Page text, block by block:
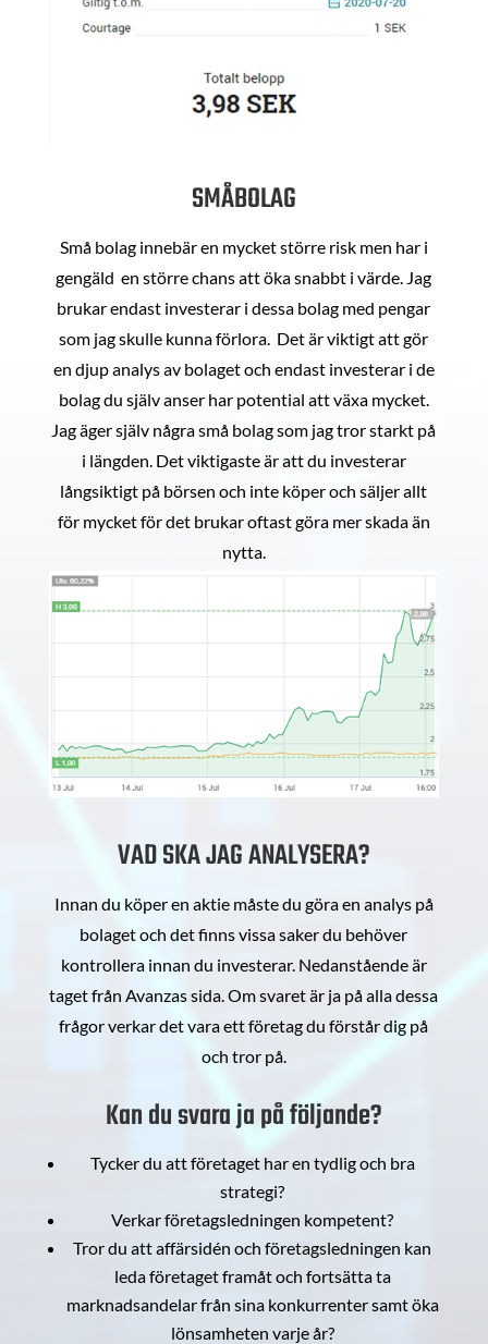
SMÅBOLAG
Små bolag innebär en mycket större risk men har i
gengäld en större chans att öka snabbt i värde. Jag
brukar endast investerar i dessa bolag med pengar
som jag skulle kunna förlora. Det är viktigt att gör
en djup analys av bolaget och endast investerar i de
bolag du själv anser har potential att växa mycket.
Jag äger själv några små bolag som jag tror starkt på
i längden. Det viktigaste är att du investerar
långsiktigt på börsen och inte köper och säljer allt
för mycket för det brukar oftast göra mer skada än
nytta.
VAD SKA JAG ANALYSERA?
Innan du köper en aktie måste du göra en analys på
bolaget och det finns vissa saker du behöver
kontrollera innan du investerar. Nedanstående är
taget från Avanzas sida. Om svaret är ja på alla dessa
frågor verkar det vara ett företag du förstår dig på
och tror på.
Kan du svara ja på följande?
Tycker du att företaget har en tydlig och bra
strategi?
Verkar företagsledningen kompetent?
Tror du att affärsidén och företagsledningen kan
leda företaget framåt och fortsätta ta
marknadsandelar från sina konkurrenter samt öka
lönsamheten varje år?